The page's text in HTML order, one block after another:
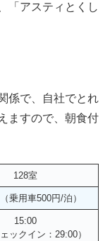
「アスティとくし
係で、自社でとれ
ますので、朝食付
128室
乗用車500円/泊）
15:00
ックイン：29:00）